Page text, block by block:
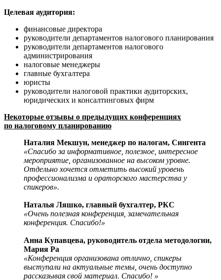
Целевая аудитория:
финансовые директора
руководители департаментов налогового планирования
руководители департаментов налогового
администрирования
налоговые менеджеры
главные бухгалтера
юристы
руководители налоговой практики аудиторских,
юридических и консалтинговых фирм
Некоторые отзывы о предыдущих конференциях
по налоговому планированию
Наталия Мекшун, менеджер по налогам, Сингента
«Спасибо за информативное, полезное, интересное
мероприятие, организованное на высоком уровне.
Отдельно хочется отметить высокий уровень
профессионализма и ораторского мастерства у
спикеров».
Наталья Ляшко, главный бухгалтер, РКС
«Очень полезная конференция, замечательная
конференция. Спасибо!»
Анна Купавцева, руководитель отдела методологии,
Мария Ра
«Конференция организована отлично, спикеры
выступали на актуальные темы, очень доступно
рассказывая свой материал. Спасибо! »